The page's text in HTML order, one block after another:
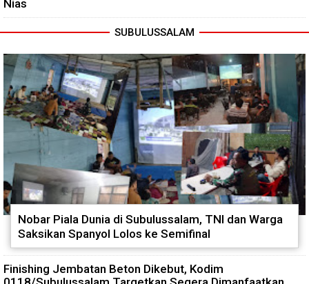
Nias
SUBULUSSALAM
Nobar Piala Dunia di Subulussalam, TNI dan Warga
Saksikan Spanyol Lolos ke Semifinal
Finishing Jembatan Beton Dikebut, Kodim